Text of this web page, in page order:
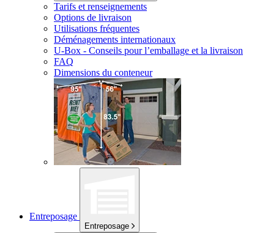
Tarifs et renseignements
Options de livraison
Utilisations fréquentes
Déménagements internationaux
U-Box - Conseils pour l’emballage et la livraison
FAQ
Dimensions du conteneur
Entreposage
Entreposage